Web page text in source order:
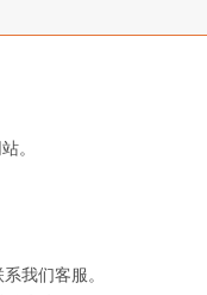
。
我们客服。